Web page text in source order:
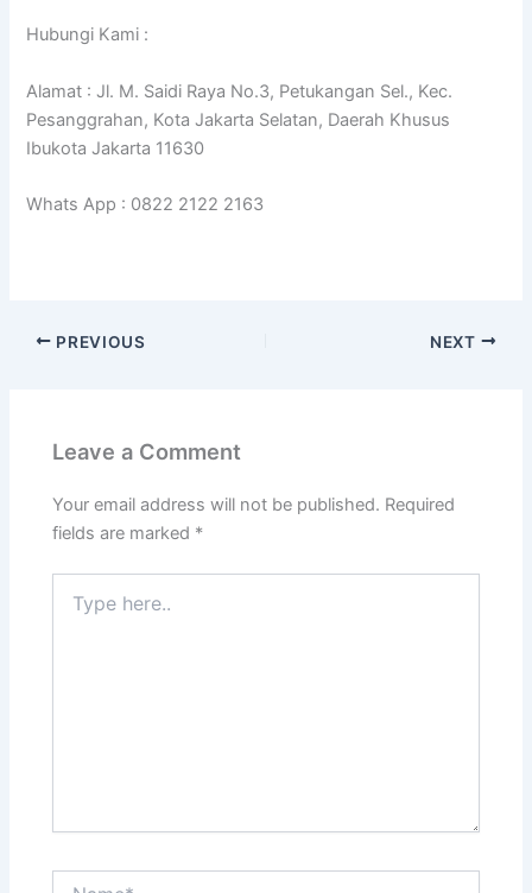
Hubungi Kami :
Alamat : Jl. M. Saidi Raya No.3, Petukangan Sel., Kec.
Pesanggrahan, Kota Jakarta Selatan, Daerah Khusus
Ibukota Jakarta 11630
Whats App : 0822 2122 2163
PREVIOUS NEXT
Leave a Comment
Your email address will not be published. Required
fields are marked *
here..